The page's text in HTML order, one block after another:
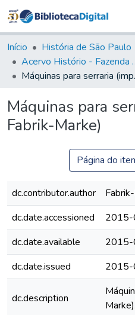
&
Início
História de São Paulo
Acervo
Máquinas para
Fabrik-Marke)
Página do
dc.contributor.author
dc.date.accessioned
2015-
dc.date.available
2015-
dc.date.issued
dc.description
Marke).